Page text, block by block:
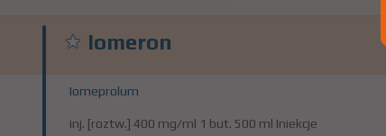
Iomeron
Iomeprolum
inj. [roztw.] 400 mg/ml 1 but. 500 ml Iniekcje